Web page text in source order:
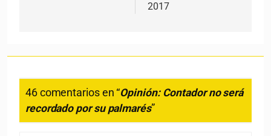
2017
46 comentarios en “Opinión: Contador no será
recordado por su palmarés”